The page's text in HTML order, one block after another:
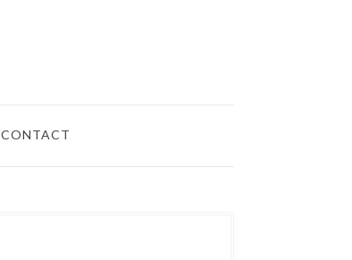
CONTACT